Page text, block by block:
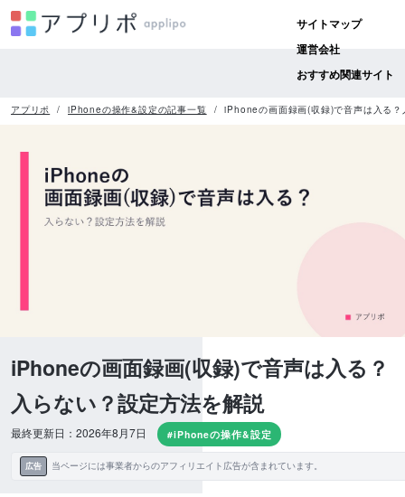
サイトマップ
運営会社
おすすめ関連サイト
アプリポ iPhoneの操作&設定の記事一覧 iPhoneの画面録画(収録)で音声は入る
iPhoneの画面録画(収録)で音声は入る？
入らない？設定方法を解説
最終更新日：2026年8月7日 #iPhoneの操作&設定
広告 当ページには事業者からのアフィリエイト広告が含まれています。